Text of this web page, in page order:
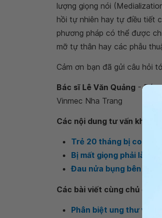
lượng giọng nói
hồi tự nhiên hay tự điều tiết
phương pháp có thể được
mỡ tự thân hay các phẫu
Cảm ơn bạn đã gửi câu hỏi
Bác sĩ Lê Văn Quảng - Bác
Vinmec Nha Trang
Các nội dung tư vấn khác
Trẻ 20 tháng bị co thắt
Bị mất giọng phải làm
Đau nửa bụng bên trái
Các bài viết cùng chủ đề
Phân biệt ung thư vòm